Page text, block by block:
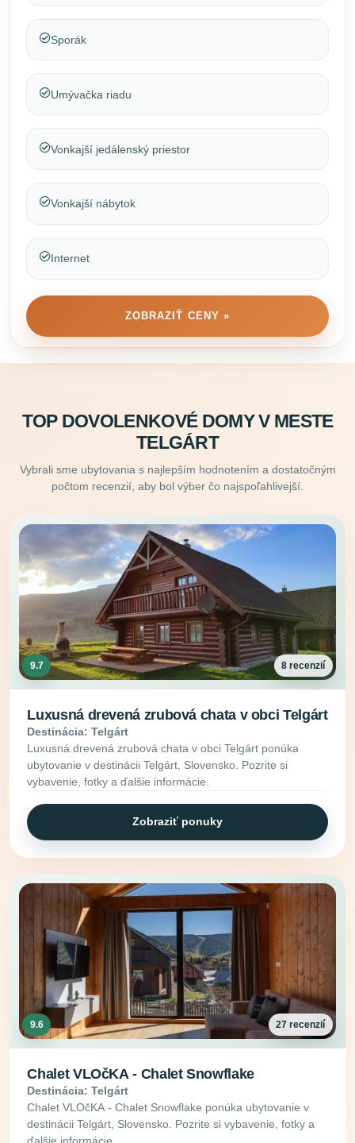
Sporák
Umývačka riadu
Vonkajší jedálenský priestor
Vonkajší nábytok
Internet
ZOBRAZIŤ CENY »
TOP DOVOLENKOVÉ DOMY V MESTE
TELGÁRT
Vybrali sme ubytovania s najlepším hodnotením a dostatočným
počtom recenzií, aby bol výber čo najspoľahlivejší.
9.7 8 recenzií
Luxusná drevená zrubová chata v obci Telgárt
Destinácia: Telgárt
Luxusná drevená zrubová chata v obci Telgárt ponúka
ubytovanie v destinácii Telgárt, Slovensko. Pozrite si
vybavenie, fotky a ďalšie informácie.
Zobraziť ponuky
9.6 27 recenzií
Chalet VLOčKA - Chalet Snowflake
Destinácia: Telgárt
Chalet VLOčKA - Chalet Snowflake ponúka ubytovanie v
destinácii Telgárt, Slovensko. Pozrite si vybavenie, fotky a